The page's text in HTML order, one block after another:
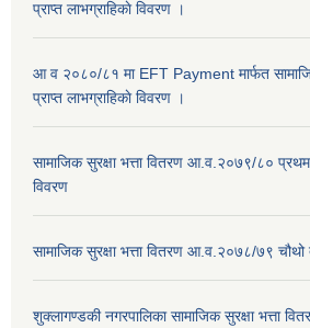
प्राप्त लाभग्राहिकाे विवरण ।
आ व २०८०/८१ मा EFT Payment मार्फत
प्राप्त लाभग्राहिकाे विवरण ।
सामाजिक सुरक्षा भत्ता वितरण आ.व.२०७९/८० प्रथम
विवरण
सामाजिक सुरक्षा भत्ता वितरण आ.व.२०७८/७९
शुक्लागण्डकी नगरपालिका सामाजिक सुरक्षा भत्ता